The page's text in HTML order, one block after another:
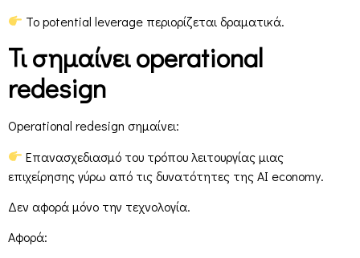
Το potential leverage περιορίζεται δραματικά.
Τι σημαίνει operational
redesign
Operational redesign σημαίνει:
Επανασχεδιασμό του τρόπου λειτουργίας μιας
επιχείρησης γύρω από τις δυνατότητες της AI economy.
Δεν αφορά μόνο την τεχνολογία.
Αφορά: